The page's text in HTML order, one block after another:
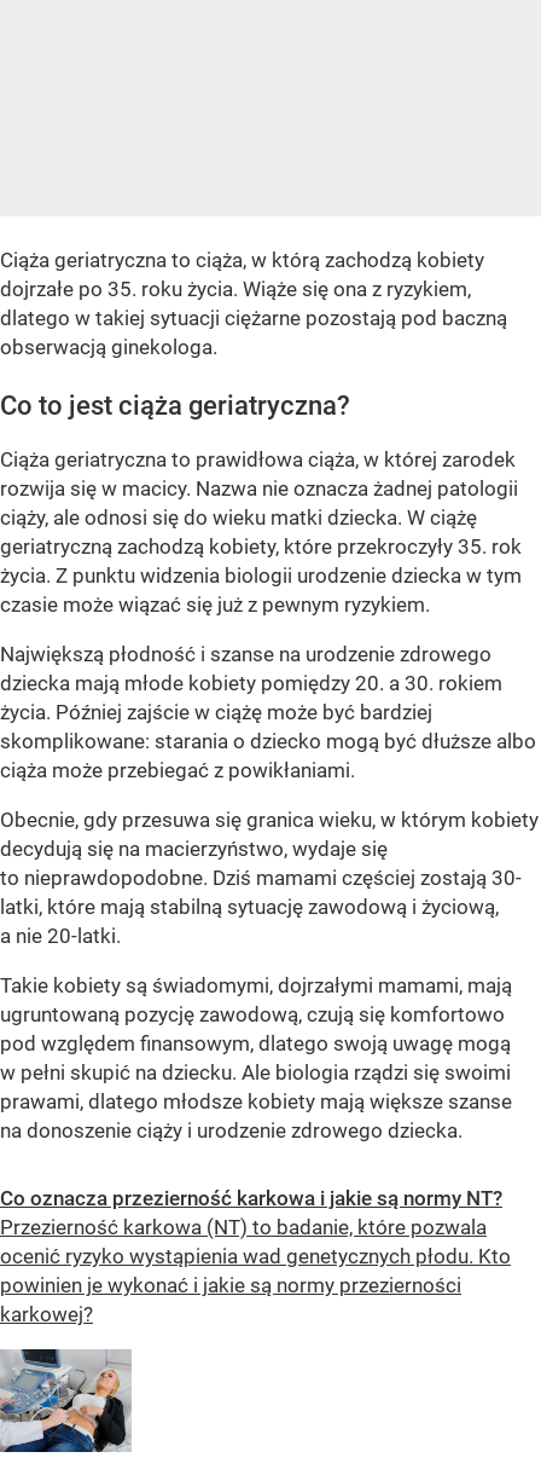
Ciąża geriatryczna to ciąża, w którą zachodzą kobiety
dojrzałe po 35. roku życia. Wiąże się ona z ryzykiem,
dlatego w takiej sytuacji ciężarne pozostają pod baczną
obserwacją ginekologa.
Co to jest ciąża geriatryczna?
Ciąża geriatryczna to prawidłowa ciąża, w której zarodek
rozwija się w macicy. Nazwa nie oznacza żadnej patologii
ciąży, ale odnosi się do wieku matki dziecka. W ciążę
geriatryczną zachodzą kobiety, które przekroczyły 35. rok
życia. Z punktu widzenia biologii urodzenie dziecka w tym
czasie może wiązać się już z pewnym ryzykiem.
Największą płodność i szanse na urodzenie zdrowego
dziecka mają młode kobiety pomiędzy 20. a 30. rokiem
życia. Później zajście w ciążę może być bardziej
skomplikowane: starania o dziecko mogą być dłuższe albo
ciąża może przebiegać z powikłaniami.
Obecnie, gdy przesuwa się granica wieku, w którym kobiety
decydują się na macierzyństwo, wydaje się
to nieprawdopodobne. Dziś mamami częściej zostają 30-
latki, które mają stabilną sytuację zawodową i życiową,
a nie 20-latki.
Takie kobiety są świadomymi, dojrzałymi mamami, mają
ugruntowaną pozycję zawodową, czują się komfortowo
pod względem finansowym, dlatego swoją uwagę mogą
w pełni skupić na dziecku. Ale biologia rządzi się swoimi
prawami, dlatego młodsze kobiety mają większe szanse
na donoszenie ciąży i urodzenie zdrowego dziecka.
Co oznacza przezierność karkowa i jakie są normy NT?
Przezierność karkowa (NT) to badanie, które pozwala
ocenić ryzyko wystąpienia wad genetycznych płodu. Kto
powinien je wykonać i jakie są normy przezierności
karkowej?